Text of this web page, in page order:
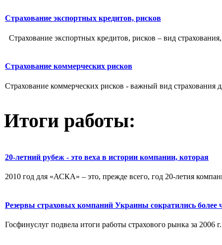
Страхование экспортных кредитов, рисков
Страхование экспортных кредитов, рисков – вид
Страхование коммерческих рисков
Страхование коммерческих рисков - важный вид страхования
Итоги работы:
20-летний рубеж - это веха в истории компании, которая
2010 год для «АСКА» – это, прежде всего, год 20-летия
Резервы страховых компаний Украины сократились более
Госфинуслуг подвела итоги работы страхового рынка за